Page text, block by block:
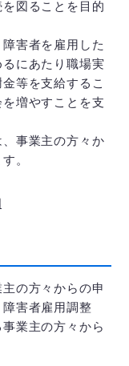
図ることを目的
害者を雇用した
にあたり職場実
等を支給するこ
増やすことを支
事業主の方々か
。
の方々からの申
害者雇用調整
業主の方々から